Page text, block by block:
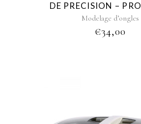
DE PRECISION –
Modelage d’ongles
€34,00